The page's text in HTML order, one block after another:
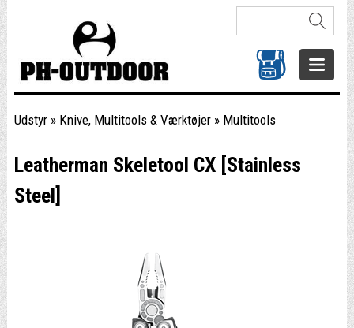
Udstyr» Knive, Multitools & Værktøjer» Multitools
Leatherman Skeletool CX [Stainless
Steel]